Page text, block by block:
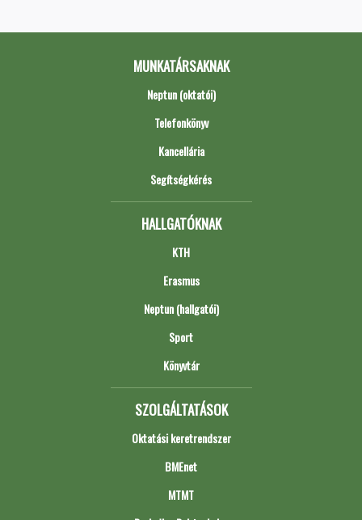
MUNKATÁRSAKNAK
Neptun (oktatói)
Telefonkönyv
Kancellária
Segítségkérés
HALLGATÓKNAK
KTH
Erasmus
Neptun (hallgatói)
Sport
Könyvtár
SZOLGÁLTATÁSOK
Oktatási keretrendszer
BMEnet
MTMT